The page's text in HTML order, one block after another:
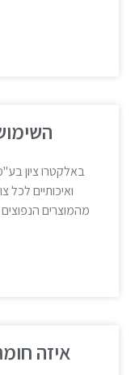
באלקטרו ציון
ואיכותיים לכל
מהמוצרים
איזה